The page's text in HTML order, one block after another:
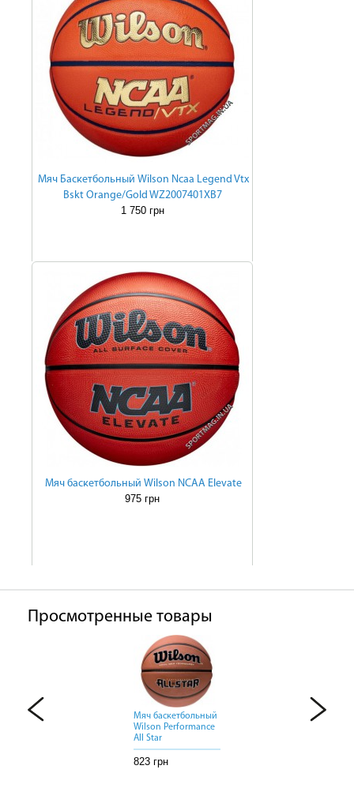
Мяч Баскетбольный Wilson Ncaa Legend Vtx
Bskt Orange/Gold WZ2007401XB7
1 750 грн
Мяч баскетбольный Wilson NCAA Elevate
975 грн
Просмотренные товары
Мяч баскетбольный
Мяч баскетбольный
Wilson Performance
All Star
823 грн
Мяч баскетбольный